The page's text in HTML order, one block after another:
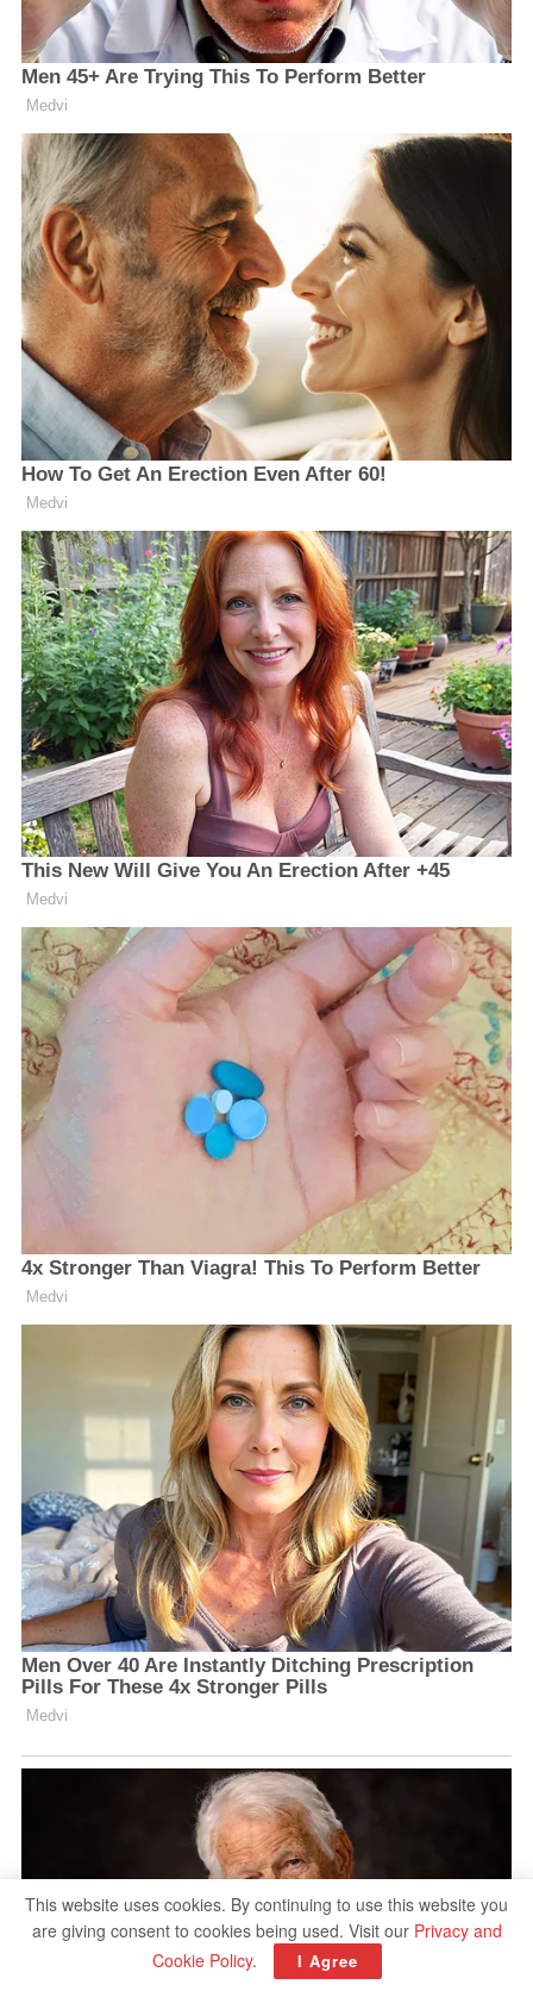
This website uses cookies. By continuing to use this website you
are giving consent to cookies being used. Visit our Privacy and
Cookie Policy. I Agree